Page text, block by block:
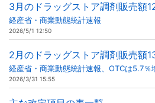
3月のドラッグストア調剤販売額
経産省・商業動態統計速報
2026/5/1 12:50
2月のドラッグストア調剤販売額
経産省・商業動態統計速報、OTCは5.7％
2026/3/31 15:55